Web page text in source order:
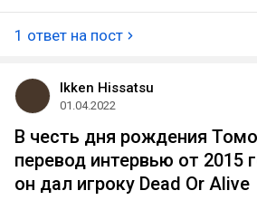
1 ответ на пост
Ikken Hissatsu
01.04.2022
В честь дня рождения
перевод интервью от 2015
он дал игроку Dead Or Alive